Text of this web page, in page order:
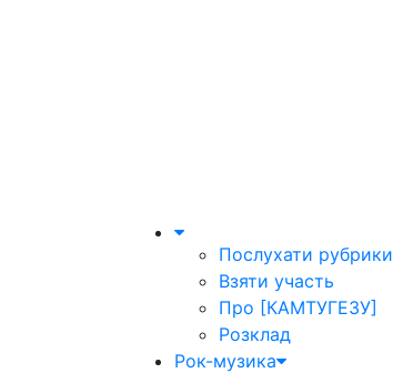
Послухати рубрики
Взяти участь
Про [КАМТУГЕЗУ]
Розклад
Рок-музика